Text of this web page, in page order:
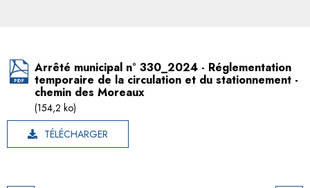
Arrêté municipal n° 330_2024 - Réglementation
temporaire de la circulation et du stationnement -
chemin des Moreaux
(154,2 ko)
TÉLÉCHARGER